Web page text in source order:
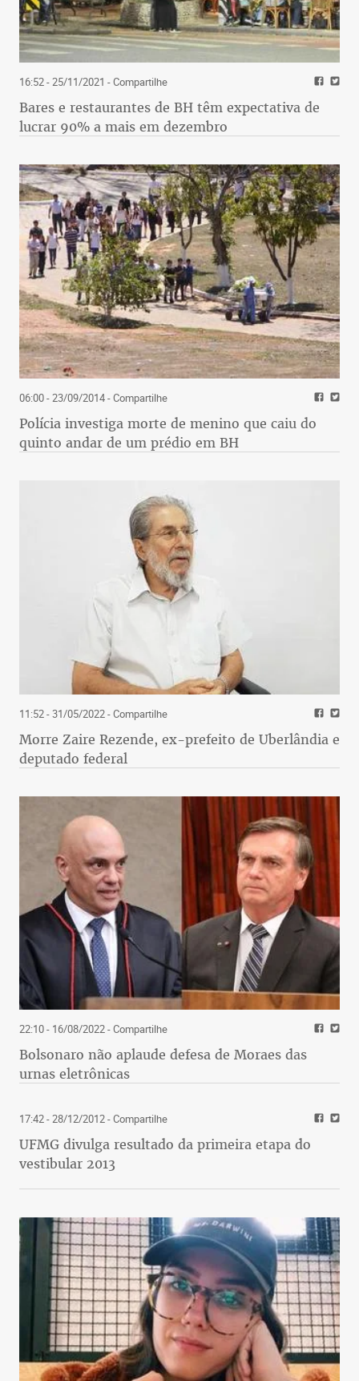
16:52 - 25/11/2021 - Compartilhe
Bares e restaurantes de BH têm expectativa de
lucrar 90% a mais em dezembro
06:00 - 23/09/2014- Compartilhe
Polícia investiga morte de menino que caiu do
quinto andar de um prédio em BH
11:52 - 31/05/2022- Compartilhe
Morre Zaire Rezende, ex-prefeito de Uberlândia e
deputado federal
22:10 - 16/08/2022- Compartilhe
Bolsonaro não aplaude defesa de Moraes das
urnas eletrônicas
17:42 - 28/12/2012- Compartilhe
UFMG divulga resultado da primeira etapa do
vestibular 2013